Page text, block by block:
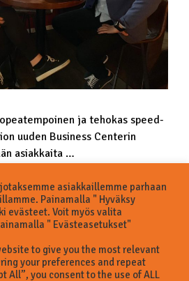
ja tehokas speed-
uuden Business Centerin
asiakkaita …
asiakkaillemme parhaan
Painamalla " Hyväksy
evästeet. Voit myös valita
" Evästeasetukset"
to give you the most relevant
your preferences and repeat
All”, you consent to the use of ALL